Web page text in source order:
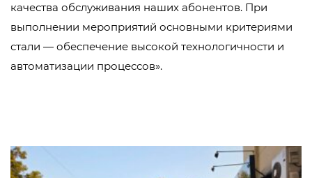
качества обслуживания наших абонентов. При
выполнении мероприятий основными критериями
стали — обеспечение высокой технологичности и
автоматизации процессов».